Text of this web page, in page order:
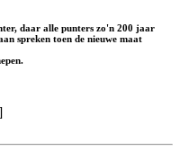
daar alle punters zo'n 200 jaar
spreken toen de nieuwe maat